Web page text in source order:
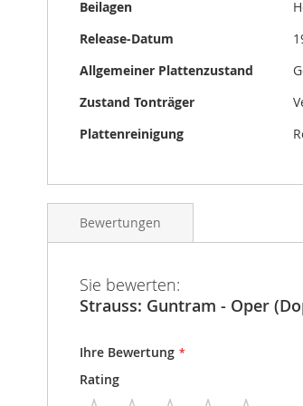
Beilagen
Release-Datum
Allgemeiner Plattenzustand
Zustand Tonträger
Plattenreinigung
Bewertungen
Sie bewerten:
Strauss: Guntram - Oper
Ihre Bewertung
Rating